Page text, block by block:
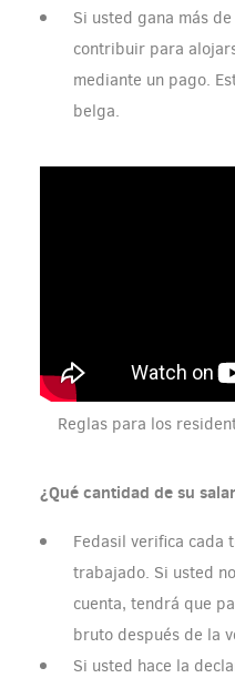
Si usted gana más
contribuir para
mediante un pago.
belga.
Reglas para los
¿Qué cantidad de su
Fedasil verifica cada
trabajado. Si usted
cuenta, tendrá que
bruto después de la
Si usted hace la